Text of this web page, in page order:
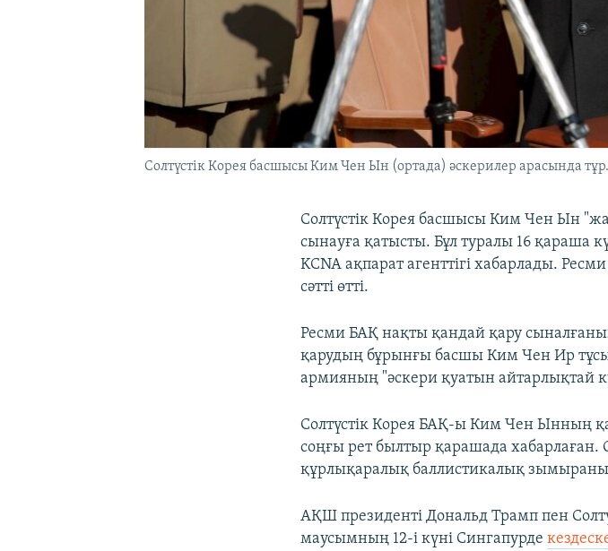
Солтүстік Корея басшысы Ким Чен Ын (ортада) әскерилер арасында тұр.
Солтүстік Корея басшысы Ким Чен Ын
сынауға қатысты. Бұл туралы 16 қараша
KCNA ақпарат агенттігі хабарлады.
сәтті өтті.
Ресми БАҚ нақты қандай қару
қарудың бұрынғы басшы Ким Чен Ир
армияның "әскери қуатын айтарлықтай
Солтүстік Корея БАҚ-ы Ким Чен Ынның
соңғы рет былтыр қарашада хабарлаған.
құрлықаралық баллистикалық
АҚШ президенті Дональд Трамп пен
маусымның 12-і күні Сингапурде